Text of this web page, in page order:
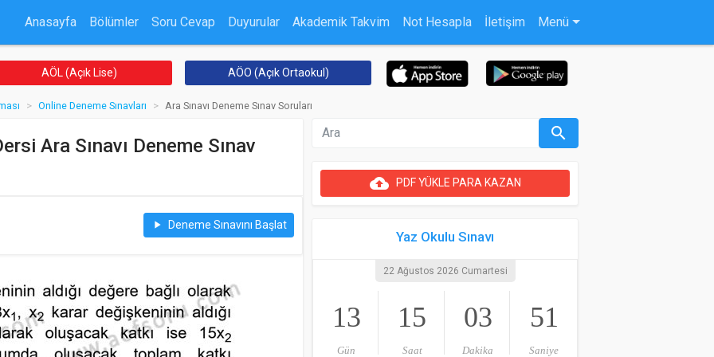
Anasayfa Bölümler Soru Cevap Duyurular Akademik Takvim Not Hesapla İletişim Menü
AÖL (Açık Lise) AÖO (Açık Ortaokul)
Online Deneme Sınavları Ara Sınavı Deneme Sınav Soruları
Ara Sınavı Deneme Sınav
play_arrow Deneme Sınavını Başlat
search
cloud_uploadPDF YÜKLE PARA KAZAN
Yaz Okulu Sınavı
22 Ağustos 2026 Cumartesi
13
Gün
15
Saat
03
Dakika
50
Saniye